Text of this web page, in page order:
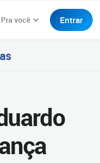
Pra você Entrar